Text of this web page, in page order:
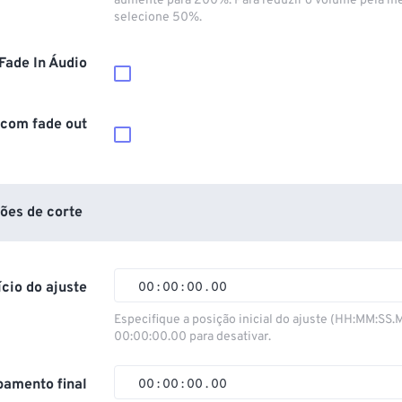
selecione 50%.
In Áudio
fade out
de corte
do ajuste 00 : 00 : 00 . 00
00
02
00
02
00
02
00
Especifique a posição inicial do ajuste
00:00:00.00 para desativar.
final 00 : 00 : 00 . 00